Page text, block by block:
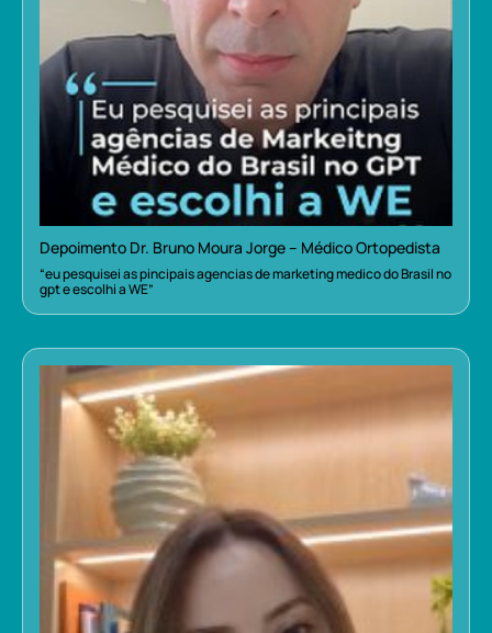
Depoimento Dr. Bruno Moura Jorge – Médico Ortopedista
“eu pesquisei as pincipais agencias de marketing medico do Brasil no
gpt e escolhi a WE”